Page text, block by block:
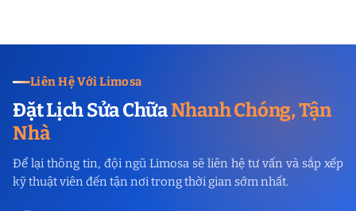
Liên Hệ Với Limosa
Đặt Lịch Sửa ChữaNhanh Chóng, Tận
Nhà
Để lại thông tin, đội ngũ Limosa sẽ liên hệ tư vấn và sắp xếp
kỹ thuật viên đến tận nơi trong thời gian sớm nhất.